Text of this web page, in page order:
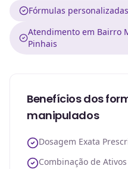
Fórmulas personalizadas
Atendimento em Bairro
Pinhais
Benefícios dos
manipulados
Dosagem Exata
Combinação de Ativos